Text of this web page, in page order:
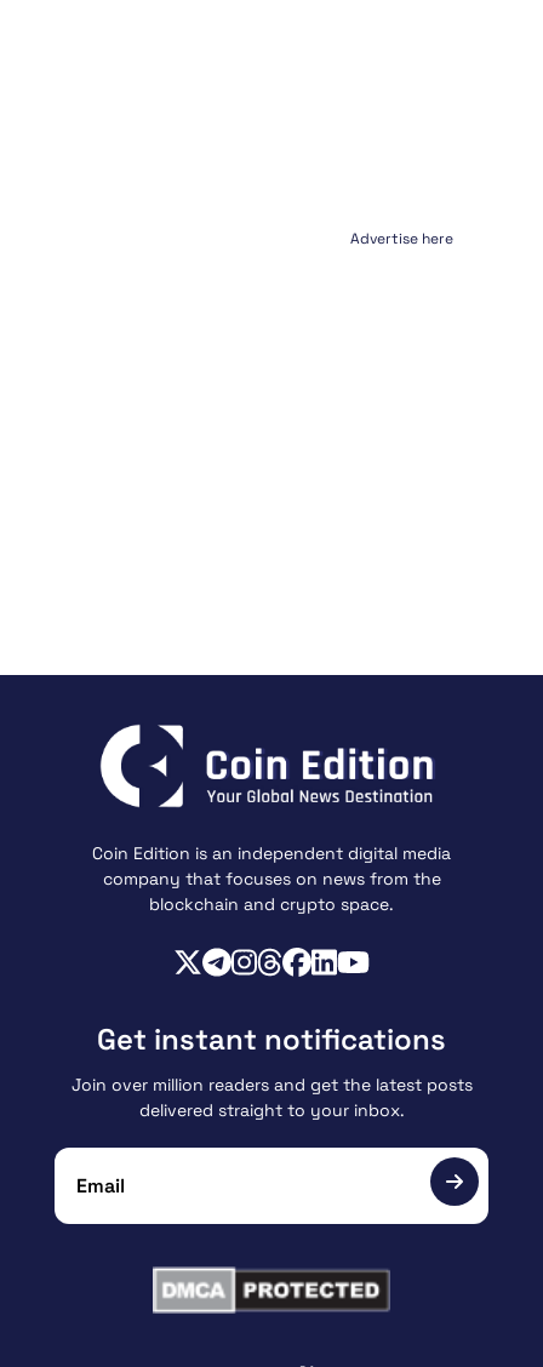
Advertise here
Coin Edition is an independent digital media
company that focuses on news from the
blockchain and crypto space.
Get instant notifications
Join over million readers and get the latest posts
delivered straight to your inbox.